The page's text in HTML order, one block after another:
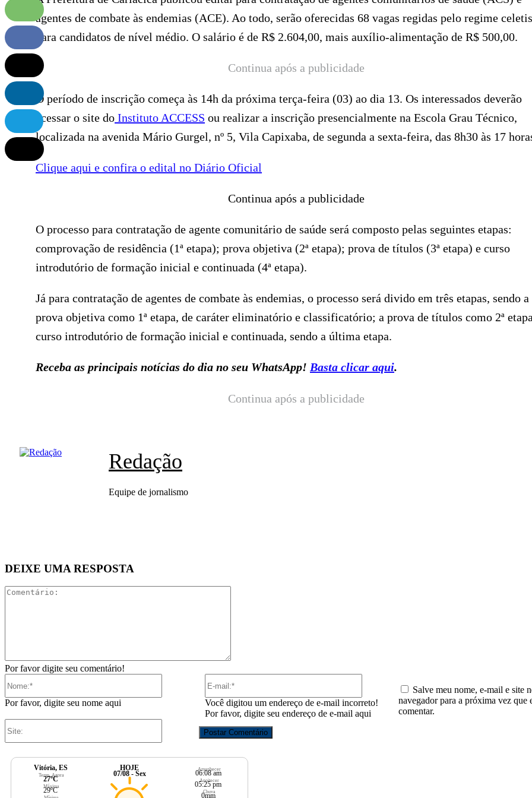
agentes de combate às endemias (ACE). Ao todo, serão oferecidas 68 vagas regidas pelo regime
para candidatos de nível médio. O salário é de R$ 2.604,00, mais auxílio-alimentação de R$ 500,00.
Continua após a publicidade
O período de inscrição começa às 14h da próxima terça-feira (03) ao dia 13. Os interessados deverão
acessar o site do Instituto ACCESS ou realizar a inscrição presencialmente na Escola Grau Técnico,
localizada na avenida Mário Gurgel, nº 5, Vila Capixaba, de segunda a sexta-feira, das 8h30 às 17
Clique aqui e confira o edital no Diário Oficial
Continua após a publicidade
O processo para contratação de agente comunitário de saúde será composto pelas seguintes etapas:
comprovação de residência (1ª etapa); prova objetiva (2ª etapa); prova de títulos (3ª etapa) e curso
introdutório de formação inicial e continuada (4ª etapa).
Já para contratação de agentes de combate às endemias, o processo será divido em três etapas, sendo a
prova objetiva como 1ª etapa, de caráter eliminatório e classificatório; a prova de títulos como 2ª
curso introdutório de formação inicial e continuada, sendo a última etapa.
Receba as principais notícias do dia no seu WhatsApp! Basta clicar aqui.
Continua após a publicidade
Redação
Equipe de jornalismo
DEIXE UMA RESPOSTA
Por favor digite seu comentário!
Por favor, digite seu nome aqui
Você digitou um endereço de e-mail incorreto!
Por favor, digite seu endereço de e-mail aqui
Salve meu nome, e-mail e site
navegador para a próxima vez que
comentar.
Vitória, ES
Temp. Agora
27ºC
Máxima
29ºC
HOJE
07/08 - Sex
Amanhecer
06:08 am
Anoitecer
05:25 pm
Chuva
0mm